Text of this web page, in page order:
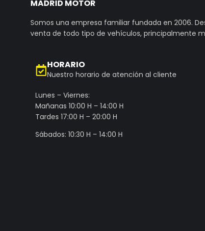
MADRID MOTOR
Somos una empresa familiar fundada en 2006.
venta de todo tipo de vehículos, principalmente
HORARIO
Nuestro horario de atención al cliente
Lunes – Viernes:
Mañanas 10:00 H – 14:00 H
Tardes 17:00 H – 20:00 H
Sábados: 10:30 H – 14:00 H